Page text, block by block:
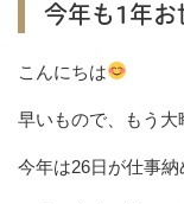
今年も1年お
こんにちは
早いもので、もう大
今年は26日が仕事納